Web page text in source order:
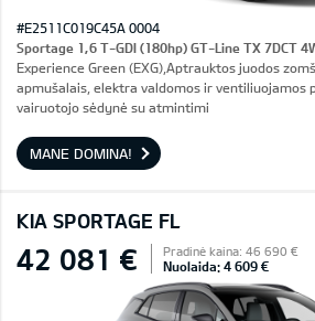
#E2511C019C45A 0004
Sportage 1,6 T-GDI (180hp) GT-Line TX 7DCT
Experience Green (EXG),Aptrauktos juodos
apmušalais, elektra valdomos ir ventiliuojamos
vairuotojo sėdynė su atmintimi
MANE DOMINA!
KIA SPORTAGE FL
42 081 € Pradinė kaina: 46 690 €
Nuolaida: 4 609 €